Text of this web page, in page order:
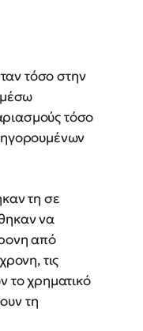
τόσο στην
μέσω
τόσο
τη σε
να
από
τις
το χρηματικό
τη